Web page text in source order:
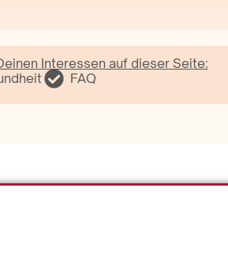
Interessen auf dieser Seite:
FAQ